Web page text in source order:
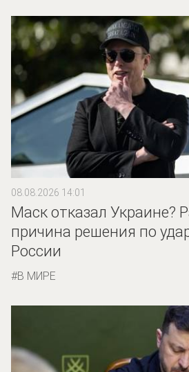
08.08.2026 14:01
Маск отказал Украине?
причина решения по
России
В МИРЕ